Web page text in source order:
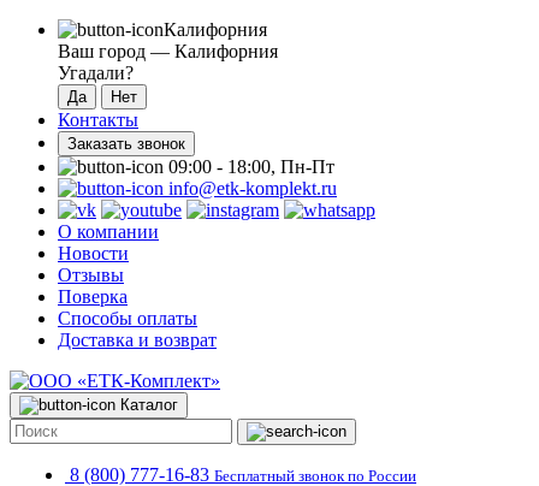
Калифорния
Ваш город — Калифорния
Угадали?
Контакты
Заказать звонок
09:00 - 18:00, Пн-Пт
info@etk-komplekt.ru
О компании
Новости
Отзывы
Поверка
Способы оплаты
Доставка и возврат
Каталог
8 (800) 777-16-83 Бесплатный звонок по России